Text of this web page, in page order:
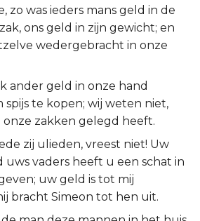
zo was ieders mans geld in de
ons geld in zijn gewicht; en
wedergebracht in onze
ander geld in onze hand
spijs te kopen; wij weten niet,
onze zakken gelegd heeft.
zij ulieden, vreest niet! Uw
uws vaders heeft u een schat in
uw geld is tot mij
bracht Simeon tot hen uit.